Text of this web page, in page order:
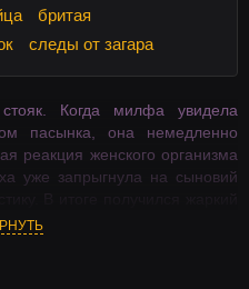
бритая
следы от загара
Когда милфа увидела
пасынка, она немедленно
реакция женского организма
уже запрыгнула на сыновий